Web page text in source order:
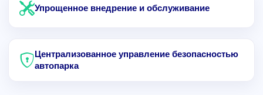
Упрощенное внедрение и обслуживание
Централизованное управление безопасностью
автопарка